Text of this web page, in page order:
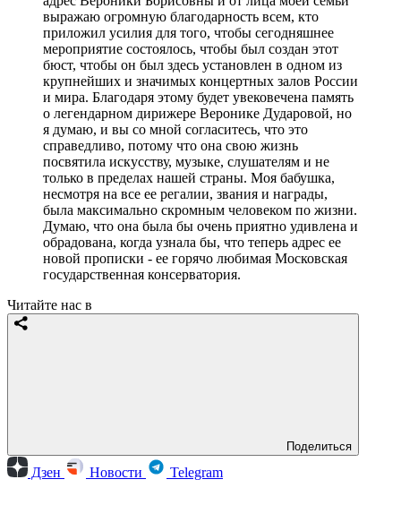
выражаю огромную благодарность всем, кто
приложил усилия для того, чтобы сегодняшнее
мероприятие состоялось, чтобы был создан этот
бюст, чтобы он был здесь установлен в одном из
крупнейших и значимых концертных залов России
и мира. Благодаря этому будет увековечена память
о легендарном дирижере Веронике Дударовой, но
я думаю, и вы со мной согласитесь, что это
справедливо, потому что она свою жизнь
посвятила искусству, музыке, слушателям и не
только в пределах нашей страны. Моя бабушка,
несмотря на все ее регалии, звания и награды,
была максимально скромным человеком по жизни.
Думаю, что она была бы очень приятно удивлена и
обрадована, когда узнала бы, что теперь адрес ее
новой прописки - ее горячо любимая Московская
государственная консерватория.
Читайте нас в
Поделиться
Дзен Новости Telegram